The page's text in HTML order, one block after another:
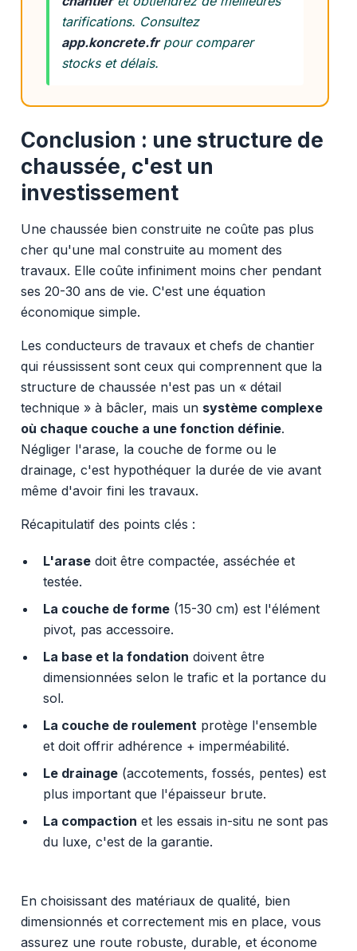
tarifications. Consultez
app.koncrete.frpour comparer
stocks et délais.
Conclusion : une structure de
chaussée, c'est un
investissement
Une chaussée bien construite ne coûte pas plus
cher qu'une mal construite au moment des
travaux. Elle coûte infiniment moins cher pendant
ses 20-30 ans de vie. C'est une équation
économique simple.
Les conducteurs de travaux et chefs de chantier
qui réussissent sont ceux qui comprennent que la
structure de chaussée n'est pas un « détail
technique » à bâcler, mais un système complexe
où chaque couche a une fonction définie.
Négliger l'arase, la couche de forme ou le
drainage, c'est hypothéquer la durée de vie avant
même d'avoir fini les travaux.
Récapitulatif des points clés :
L'arasedoit être compactée, asséchée et
testée.
La couche de forme(15-30 cm) est l'élément
pivot, pas accessoire.
La base et la fondation doivent être
dimensionnées selon le trafic et la portance du
sol.
La couche de roulement protège l'ensemble
et doit offrir adhérence + imperméabilité.
Le drainage(accotements, fossés, pentes) est
plus important que l'épaisseur brute.
La compaction et les essais in-situ ne sont pas
du luxe, c'est de la garantie.
En choisissant des matériaux de qualité, bien
dimensionnés et correctement mis en place, vous
assurez une route robuste, durable, et économe